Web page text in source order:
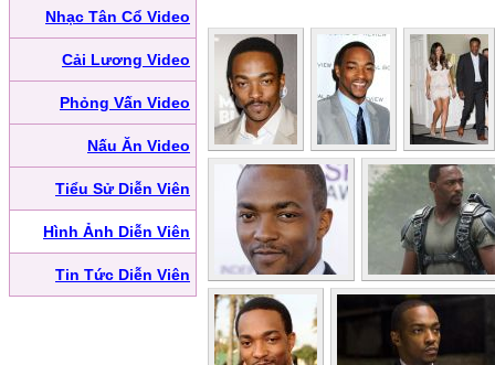
Nhạc Tân Cổ Video
Cải Lương Video
Phỏng Vấn Video
Nấu Ăn Video
Tiểu Sử Diễn Viên
Hình Ảnh Diễn Viên
Tin Tức Diễn Viên